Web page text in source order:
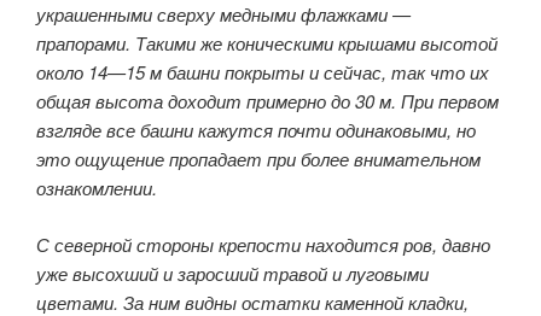
украшенными сверху медными флажками —
прапорами. Такими же коническими крышами высотой
около 14—15 м башни покрыты и сейчас, так что их
общая высота доходит примерно до 30 м. При первом
взгляде все башни кажутся почти одинаковыми, но
это ощущение пропадает при более внимательном
ознакомлении.
С северной стороны крепости находится ров, давно
уже высохший и заросший травой и луговыми
цветами. За ним видны остатки каменной кладки,